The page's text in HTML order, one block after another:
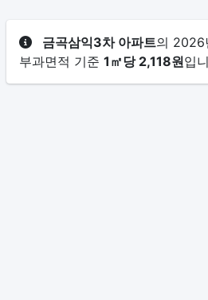
금곡삼익3차 아파트의 2026
부과면적 기준 1㎡당 2,118원입